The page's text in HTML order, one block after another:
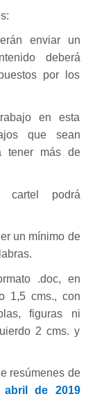
enviar un
deberá
por los
en esta
que sean
tener más de
cartel podrá
un mínimo de
.doc, en
1,5 cms., con
figuras ni
2 cms. y
resúmenes de
abril de 2019